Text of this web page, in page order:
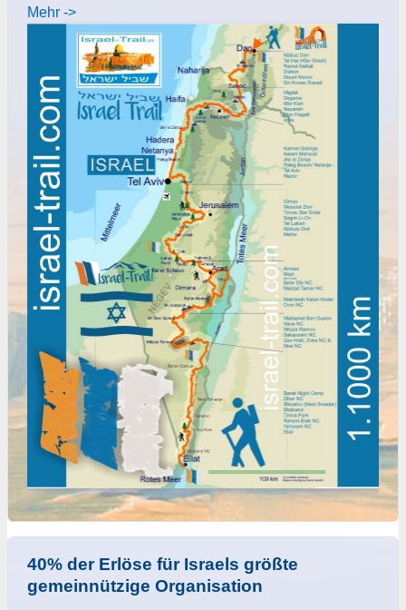
Mehr ->
40% der Erlöse für Israels größte
gemeinnützige Organisation